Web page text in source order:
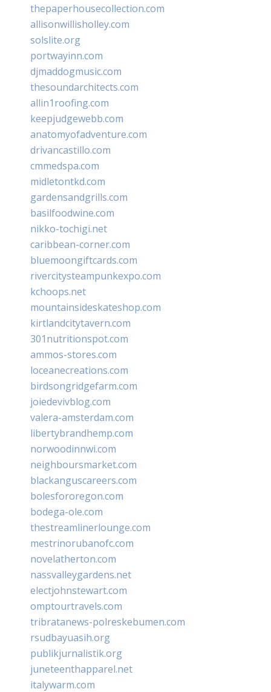
thepaperhousecollection.com
allisonwillisholley.com
solslite.org
portwayinn.com
djmaddogmusic.com
thesoundarchitects.com
allin1roofing.com
keepjudgewebb.com
anatomyofadventure.com
drivancastillo.com
cmmedspa.com
midletontkd.com
gardensandgrills.com
basilfoodwine.com
nikko-tochigi.net
caribbean-corner.com
bluemoongiftcards.com
rivercitysteampunkexpo.com
kchoops.net
mountainsideskateshop.com
kirtlandcitytavern.com
301nutritionspot.com
ammos-stores.com
loceanecreations.com
birdsongridgefarm.com
joiedevivblog.com
valera-amsterdam.com
libertybrandhemp.com
norwoodinnwi.com
neighboursmarket.com
blackanguscareers.com
bolesfororegon.com
bodega-ole.com
thestreamlinerlounge.com
mestrinorubanofc.com
novelatherton.com
nassvalleygardens.net
electjohnstewart.com
omptourtravels.com
tribratanews-polreskebumen.com
rsudbayuasih.org
publikjurnalistik.org
juneteenthapparel.net
italywarm.com